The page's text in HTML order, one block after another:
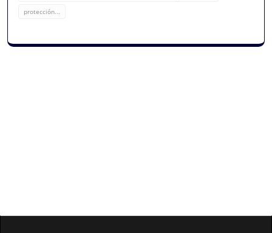
protección...